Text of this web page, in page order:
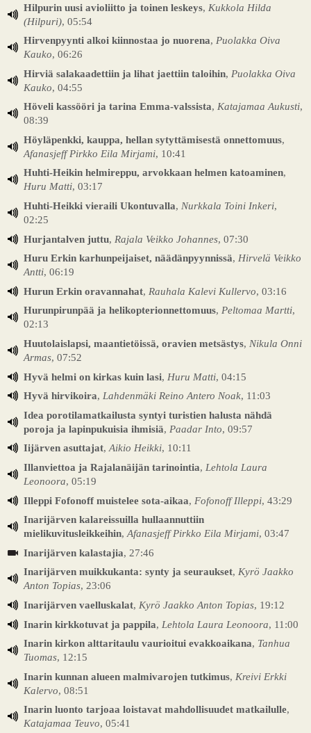
Hilpurin uusi avioliitto ja toinen leskeys, Kukkola Hilda
(Hilpuri), 05:54
Hirvenpyynti alkoi kiinnostaa jo nuorena, Puolakka Oiva
Kauko, 06:26
Hirviä salakaadettiin ja lihat jaettiin taloihin, Puolakka Oiva
Kauko, 04:55
Höveli kassööri ja tarina Emma-valssista, Katajamaa Aukusti,
08:39
Höyläpenkki, kauppa, hellan sytyttämisestä onnettomuus,
Afanasjeff Pirkko Eila Mirjami, 10:41
Huhti-Heikin helmireppu, arvokkaan helmen katoaminen,
Huru Matti, 03:17
Huhti-Heikki vieraili Ukontuvalla, Nurkkala Toini Inkeri,
02:25
Hurjantalven juttu, Rajala Veikko Johannes, 07:30
Huru Erkin karhunpeijaiset, näädänpyynnissä, Hirvelä Veikko
Antti, 06:19
Hurun Erkin oravannahat, Rauhala Kalevi Kullervo, 03:16
Hurunpirunpää ja helikopterionnettomuus, Peltomaa Martti,
02:13
Huutolaislapsi, maantietöissä, oravien metsästys, Nikula Onni
Armas, 07:52
Hyvä helmi on kirkas kuin lasi, Huru Matti, 04:15
Hyvä hirvikoira, Lahdenmäki Reino Antero Noak, 11:03
Idea porotilamatkailusta syntyi turistien halusta nähdä
poroja ja lapinpukuisia ihmisiä, Paadar Into, 09:57
Iijärven asuttajat,Aikio Heikki, 10:11
Illanviettoa ja Rajalanäijän tarinointia, Lehtola Laura
Leonoora, 05:19
Illeppi Fofonoff muistelee sota-aikaa, Fofonoff Illeppi, 43:29
Inarijärven kalareissuilla hullaannuttiin
mielikuvitusleikkeihin, Afanasjeff Pirkko Eila Mirjami, 03:47
Inarijärven kalastajia, 27:46
Inarijärven muikkukanta: synty ja seuraukset, Kyrö Jaakko
Anton Topias, 23:06
Inarijärven vaelluskalat, Kyrö Jaakko Anton Topias, 19:12
Inarin kirkkotuvat ja pappila, Lehtola Laura Leonoora, 11:00
Inarin kirkon alttaritaulu vaurioitui evakkoaikana, Tanhua
Tuomas, 12:15
Inarin kunnan alueen malmivarojen tutkimus, Kreivi Erkki
Kalervo, 08:51
Inarin luonto tarjoaa loistavat mahdollisuudet matkailulle,
Katajamaa Teuvo, 05:41